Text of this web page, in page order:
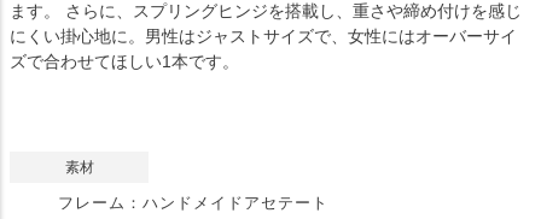
ます。 さらに、スプリングヒンジを搭載し、重さや締め付けを感じ
にくい掛心地に。男性はジャストサイズで、女性にはオーバーサイ
ズで合わせてほしい1本です。
素材
フレーム：ハンドメイドアセテート